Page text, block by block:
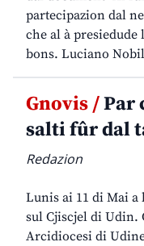
partecipazion dal
che al à
bons. Luciano
Gnovis /Par
salti fûr dal
Redazion
Lunis ai 11 di Mai a
sul Cjiscjel di Udin.
Arcidiocesi di